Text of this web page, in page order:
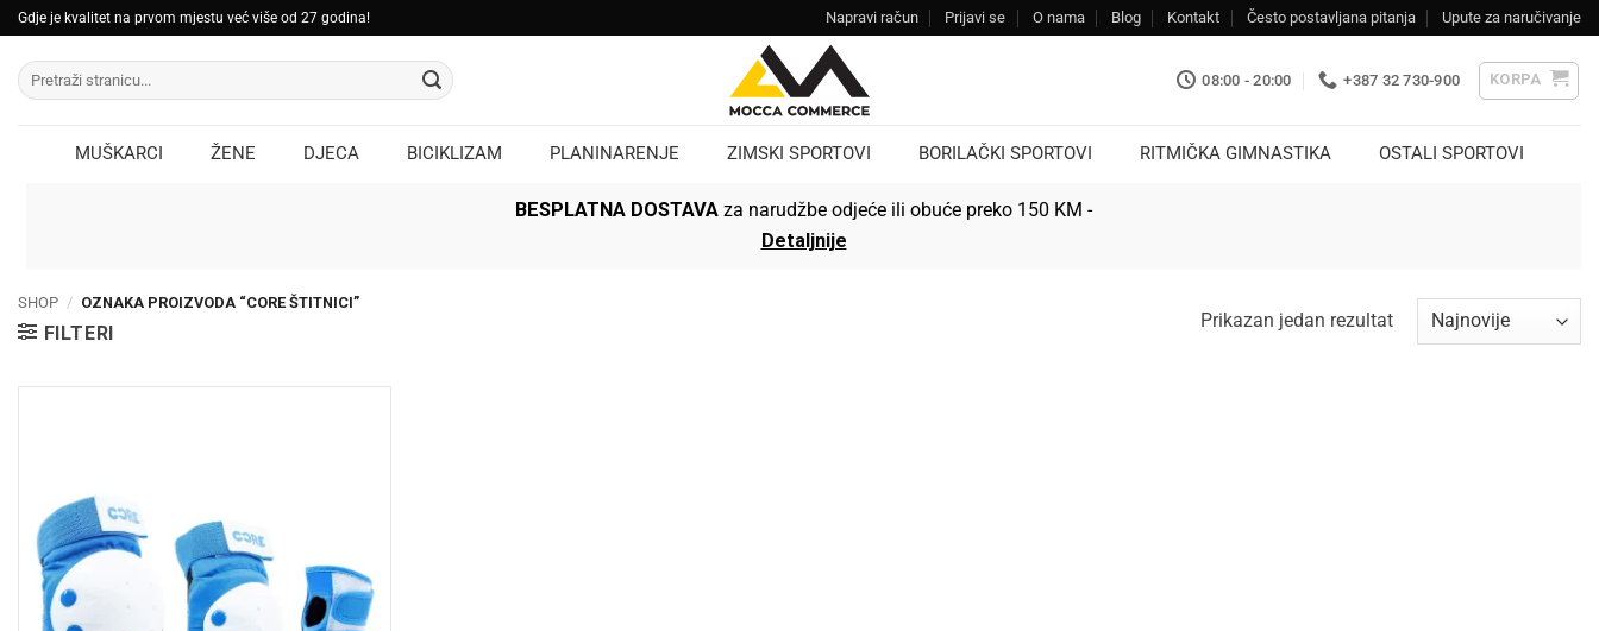
Skip
to
content
Gdje je kvalitet na prvom mjestu već više od 27 godina! Napravi račun Prijavi se O nama Blog Kontakt Često postavljana pitanja Upute za naručivanje
Pretraži:
08:00 - 20:00 +387 32 730-900 KORPA
MUŠKARCI ŽENE DJECA BICIKLIZAM PLANINARENJE ZIMSKI SPORTOVI BORILAČKI SPORTOVI RITMIČKA GIMNASTIKA OSTALI SPORTOVI
BESPLATNA DOSTAVA za narudžbe odjeće ili obuće preko 150 KM -
Detaljnije
SHOP / OZNAKA PROIZVODA “CORE ŠTITNICI”
FILTERI
Prikazan jedan rezultat